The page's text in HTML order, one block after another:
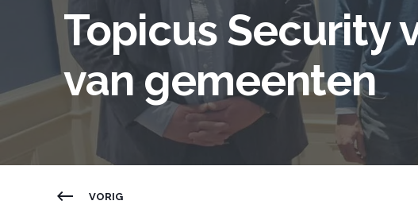
Topicus Security
van gemeenten
VORIG